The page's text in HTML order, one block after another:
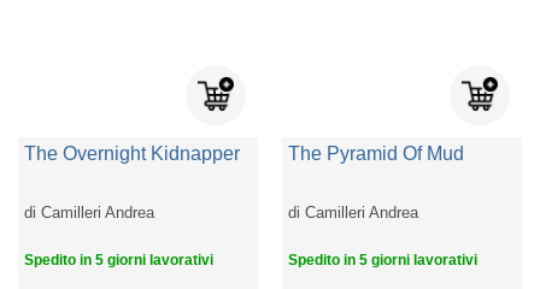
The Overnight Kidnapper
diCamilleri Andrea
Spedito in 5 giorni lavorativi
The Pyramid Of Mud
diCamilleri Andrea
Spedito in 5 giorni lavorativi